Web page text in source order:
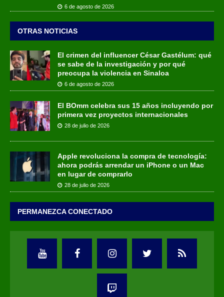
6 de agosto de 2026
OTRAS NOTICIAS
El crimen del influencer César Gastélum: qué
se sabe de la investigación y por qué
preocupa la violencia en Sinaloa
6 de agosto de 2026
El BOmm celebra sus 15 años incluyendo por
primera vez proyectos internacionales
28 de julio de 2026
Apple revoluciona la compra de tecnología:
ahora podrás arrendar un iPhone o un Mac
en lugar de comprarlo
28 de julio de 2026
PERMANEZCA CONECTADO